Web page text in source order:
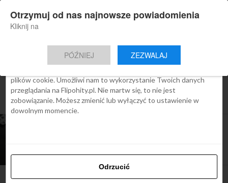
Nowa aplikacja Flipohity
Aktualne wiadomości, artykuły, TOP
Instalacja
All posts tagged "lekarstwa w
samolocie"
Zgoda Szczegóły O cookies
Ta strona używa plików cookies
We Flipo robimy wszystko, aby pokazać Ci tylko te treści, które
plików cookie. Umożliwi nam to wykorzystanie Twoich danych
przeglądania na Flipohity.pl. Nie martw się, to nie jest
zobowiązanie. Możesz zmienić lub wyłączyć to ustawienie w
dowolnym momencie.
Odrzucić
Otrzymuj od nas najnowsze powiadomienia
Kliknij na
PÓŹNIEJ ZEZWALAJ